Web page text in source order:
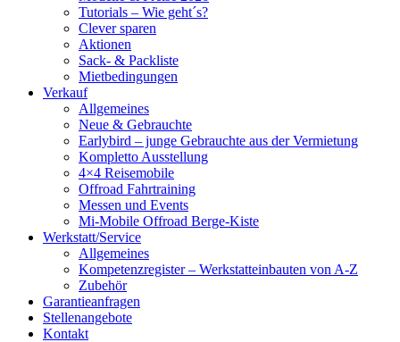
Tutorials – Wie geht´s?
Clever sparen
Aktionen
Sack- & Packliste
Mietbedingungen
Verkauf
Allgemeines
Neue & Gebrauchte
Earlybird – junge Gebrauchte aus der Vermietung
Kompletto Ausstellung
4×4 Reisemobile
Offroad Fahrtraining
Messen und Events
Mi-Mobile Offroad Berge-Kiste
Werkstatt/Service
Allgemeines
Kompetenzregister – Werkstatteinbauten von A-Z
Zubehör
Garantieanfragen
Stellenangebote
Kontakt